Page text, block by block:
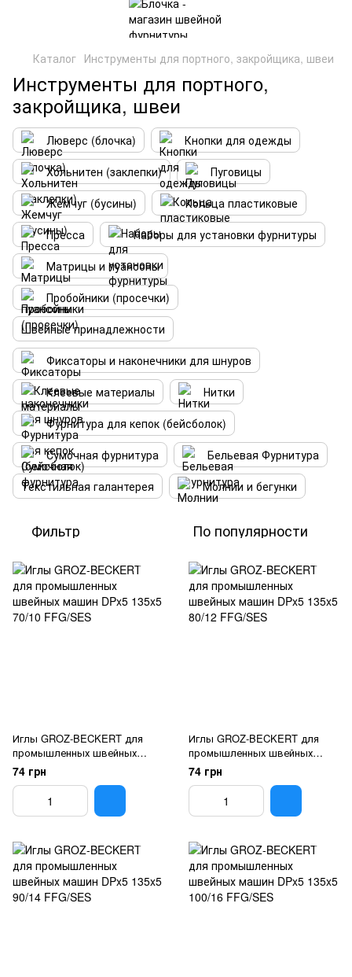
Каталог Инструменты для портного, закройщика, швеи
Инструменты для портного,
закройщика, швеи
Люверс (блочка)
Кнопки для одежды
Хольнитен (заклепки)
Пуговицы
Жемчуг (бусины)
Кольца пластиковые
Пресса
Наборы для установки фурнитуры
Матрицы и пуансоны
Пробойники (просечки)
Швейные принадлежности
Фиксаторы и наконечники для шнуров
Клеевые материалы
Нитки
Фурнитура для кепок (бейсболок)
Сумочная фурнитура
Бельевая Фурнитура
Текстильная галантерея
Молнии и бегунки
Фильтр По популярности
Иглы GROZ-BECKERT для
промышленных швейных
машин DPx5 135x5 70/10
FFG/SES
74 грн
Иглы GROZ-BECKERT для
промышленных швейных
машин DPx5 135x5 80/12
FFG/SES
74 грн